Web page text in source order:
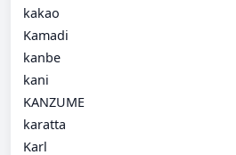
kakao
Kamadi
kanbe
kani
KANZUME
karatta
Karl